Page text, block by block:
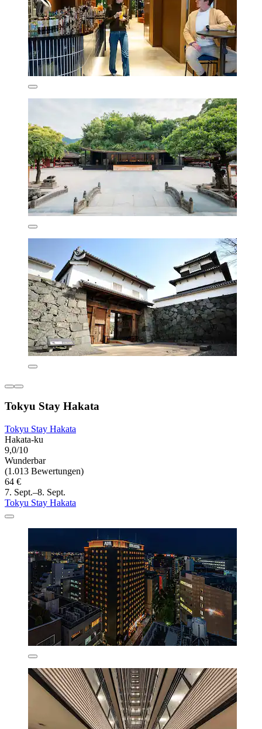
Tokyu Stay Hakata
Tokyu Stay Hakata
Hakata-ku
9,0/10
Wunderbar
(1.013 Bewertungen)
64 €
7. Sept.–8. Sept.
Tokyu Stay Hakata